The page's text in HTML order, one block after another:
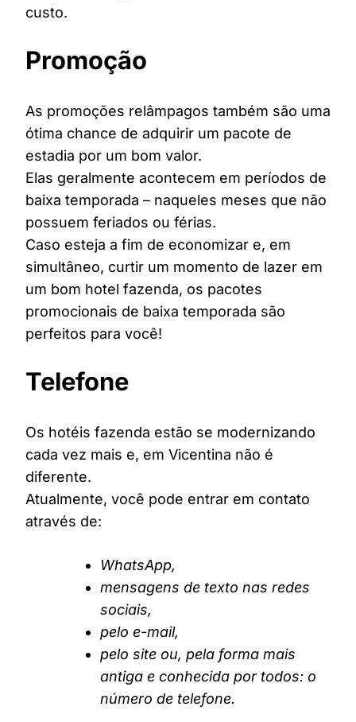
custo.
Promoção
As promoções relâmpagos também são uma
ótima chance de adquirir um pacote de
estadia por um bom valor.
Elas geralmente acontecem em períodos de
baixa temporada – naqueles meses que não
possuem feriados ou férias.
Caso esteja a fim de economizar e, em
simultâneo, curtir um momento de lazer em
um bom hotel fazenda, os pacotes
promocionais de baixa temporada são
perfeitos para você!
Telefone
Os hotéis fazenda estão se modernizando
cada vez mais e, em Vicentina não é
diferente.
Atualmente, você pode entrar em contato
através de:
WhatsApp,
mensagens de texto nas redes
sociais,
pelo e-mail,
pelo site ou, pela forma mais
antiga e conhecida por todos: o
número de telefone.